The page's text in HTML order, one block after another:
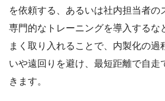
を依頼する、あるいは社内担当者の
専門的なトレーニングを導入するな
まく取り入れることで、内製化の過
いや遠回りを避け、最短距離で自走
きます。